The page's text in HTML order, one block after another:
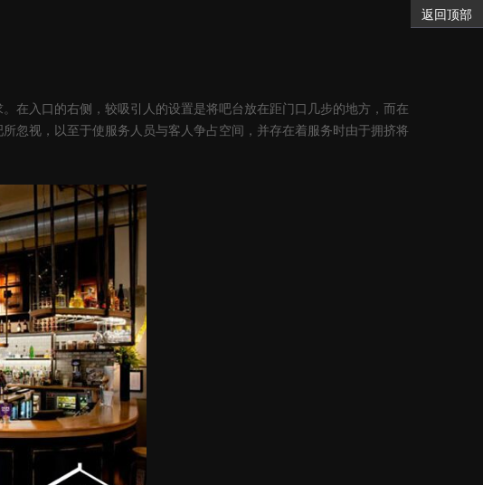
入口的右侧，较吸引人的设置是将吧台放在距门口几步的地方，而在
忽视，以至于使服务人员与客人争占空间，并存在着服务时由于拥挤将
返回顶部